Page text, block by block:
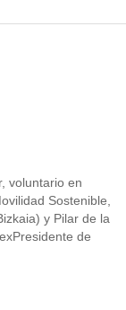
voluntario en
Sostenible,
y Pilar de la
de